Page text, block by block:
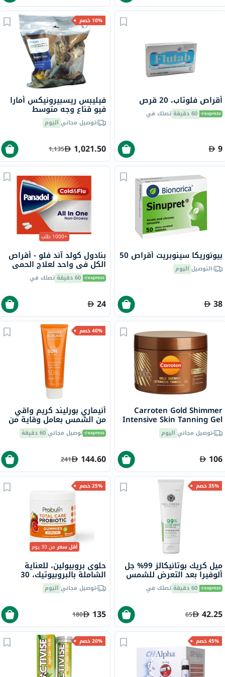
أقراص فلوتاب، 20 قرص
60 دقيقة تصلك في
9
10% خصم
فيليبس ريسبيرونيكس أمارا
فيو قناع وجه متوسط
توصيل مجاني اليوم
1,021.50
1,135
بيونوريكا سينوبريت أقراص 50
التوصيل اليوم
38
+1000 طلب
بنادول كولد آند فلو - أقراص
الكل في واحد لعلاج الحمى
والبرد والإنفلونزا حزمة من 24
60 دقيقة تصلك في
24
Carroten Gold Shimmer
Intensive Skin Tanning Gel
150mlتوصيل مجاني اليوم
106
40% خصم
أنيماري بورليند كريم واقي
من الشمس بعامل وقاية من
الشمس 50 75 ملتوصيل مجاني60 دقيقة
144.60
241
35% خصم
ميل كريك بوتانيكالز 99% جل
ألوفيرا بعد التعرض للشمس
236 مل 60 دقيقة تصلك في
42.25
65
25% خصم
أقل سعرمن 30 يوم
حلوى بروبيولين، للعناية
الشاملة بالبروبيوتيك، 30
قطعةتوصيل مجاني اليوم
135
180
45% خصم 20% خصم